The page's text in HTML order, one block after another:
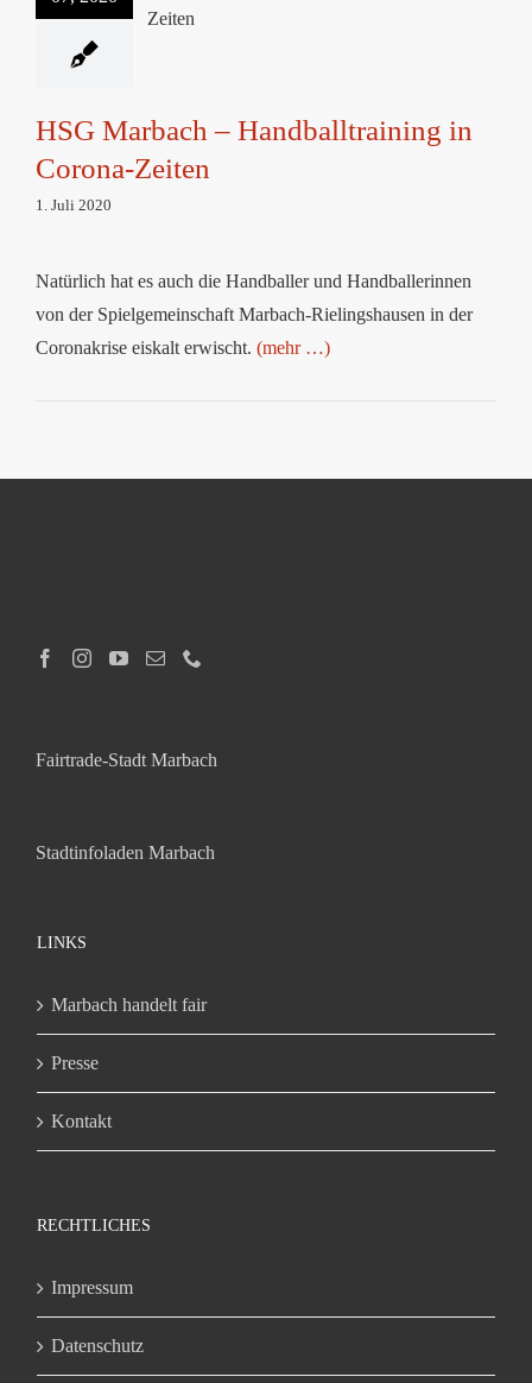
Handballtraining in
HSG Marbach – Handballtraining in
Corona-Zeiten
1. Juli 2020
Natürlich hat es auch die Handballer und Handballerinnen
von der Spielgemeinschaft Marbach-Rielingshausen in der
Coronakrise eiskalt erwischt. (mehr …)
Fairtrade-Stadt Marbach
Stadtinfoladen Marbach
LINKS
Marbach handelt fair
Presse
Kontakt
RECHTLICHES
Impressum
Datenschutz